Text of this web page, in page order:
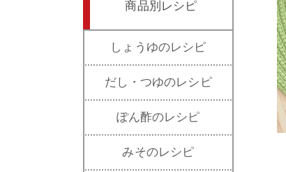
商品別レシピ
しょうゆのレシピ
だし・つゆのレシピ
ぽん酢のレシピ
みそのレシピ